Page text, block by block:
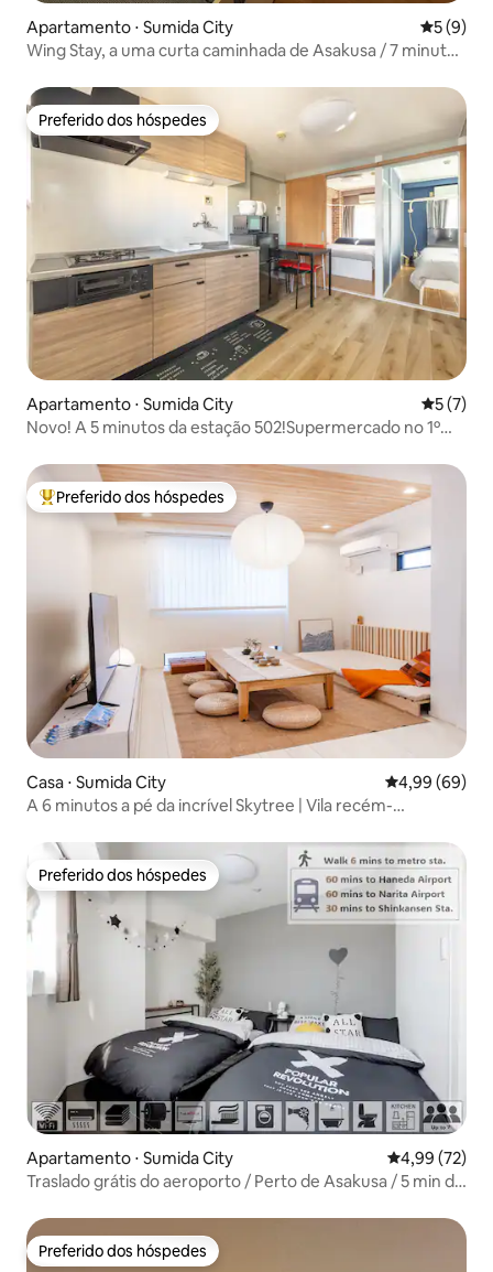
Apartamento ⋅ Sumida City 5 de
5 (9)
Wing Stay, a uma curta caminhada de Asakusa / 7 minutos
Conexão direta com Shibuya, Ginza, Disney, Aeroportos
de Haneda e Narita, familiar.
Preferido dos hóspedes
Preferido dos hóspedes
Apartamento ⋅ Sumida City 5 de
5 (7)
Novo! A 5 minutos da estação 502!Supermercado no 1º
Wi-Fi de alta velocidade / Self-check-in / Máx. 6 pessoas
Entre os melhores preferidos dos hóspedes
Preferido dos hóspedes
Casa ⋅ Sumida City 4,99 de uma
4,99 (69)
A 6 minutos a pé da incrível Skytree | Vila recém-
ukiyo-e | Com garagem | Acesso direto a Asakusa, Ginza,
Shibuya e ao aeroporto
Preferido dos hóspedes
Preferido dos hóspedes
Apartamento ⋅ Sumida City 4,99 de uma
4,99 (72)
Traslado grátis do aeroporto / Perto de Asakusa / 5 min da
Preferido dos hóspedes
Preferido dos hóspedes